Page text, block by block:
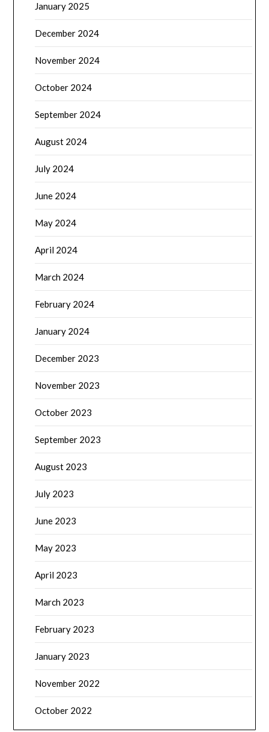
January 2025
December 2024
November 2024
October 2024
September 2024
August 2024
July 2024
June 2024
May 2024
April 2024
March 2024
February 2024
January 2024
December 2023
November 2023
October 2023
September 2023
August 2023
July 2023
June 2023
May 2023
April 2023
March 2023
February 2023
January 2023
November 2022
October 2022